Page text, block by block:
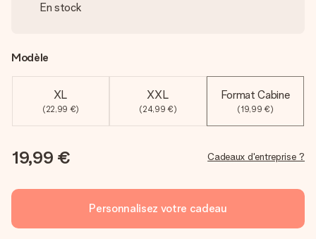
En stock
Modèle
XL
(22,99 €)
XXL
(24,99 €)
Format Cabine
(19,99 €)
19,99 € Cadeaux d'entreprise ?
Personnalisez votre cadeau